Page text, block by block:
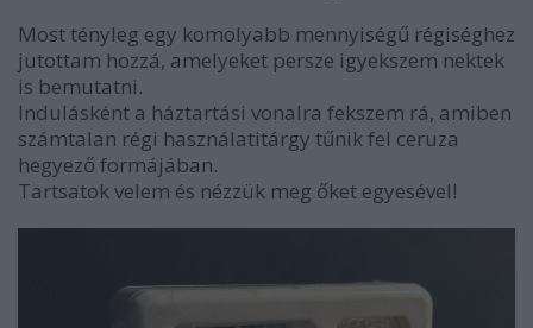
Most tényleg egy komolyabb mennyiségű régiséghez
jutottam hozzá, amelyeket persze igyekszem nektek
is bemutatni.
Indulásként a háztartási vonalra fekszem rá, amiben
számtalan régi használatitárgy tűnik fel ceruza
hegyező formájában.
Tartsatok velem és nézzük meg őket egyesével!